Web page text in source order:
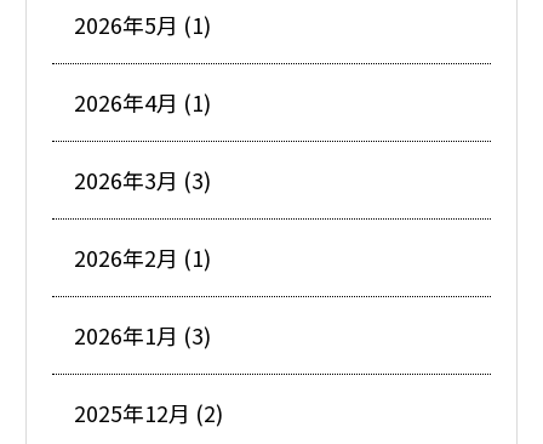
2026年5月 (1)
2026年4月 (1)
2026年3月 (3)
2026年2月 (1)
2026年1月 (3)
2025年12月 (2)